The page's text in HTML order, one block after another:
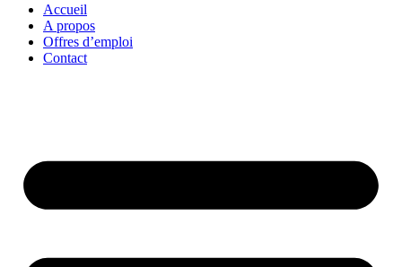
Accueil
A propos
Offres d’emploi
Contact